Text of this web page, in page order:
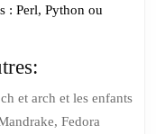
: Perl, Python ou
et arch et les enfants
Fedora